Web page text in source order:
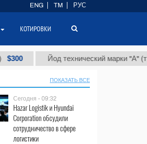
Йод технический марки "А" (т.) $86
ПОКАЗАТЬ ВСЕ
Сегодня - 09:32
Hazar Logistik и Hyundai
Corporation обсудили
сотрудничество в сфере
логистики
ENG TM РУС
КОТИРОВКИ